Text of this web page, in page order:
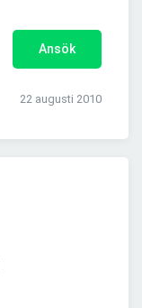
Ansök
22 augusti 2010